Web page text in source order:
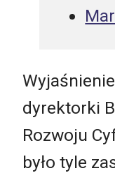
Wyjaśnienie
dyrektorki
Rozwoju
było tyle